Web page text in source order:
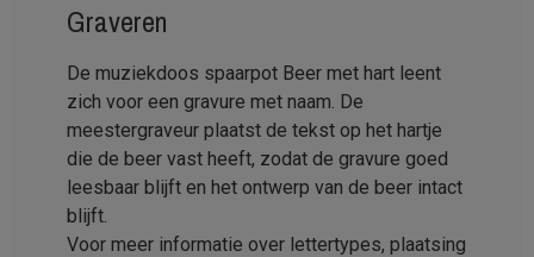
Graveren
De muziekdoos spaarpot Beer met hart leent
zich voor een gravure met naam. De
meestergraveur plaatst de tekst op het hartje
die de beer vast heeft, zodat de gravure goed
leesbaar blijft en het ontwerp van de beer intact
blijft.
Voor meer informatie over lettertypes, plaatsing